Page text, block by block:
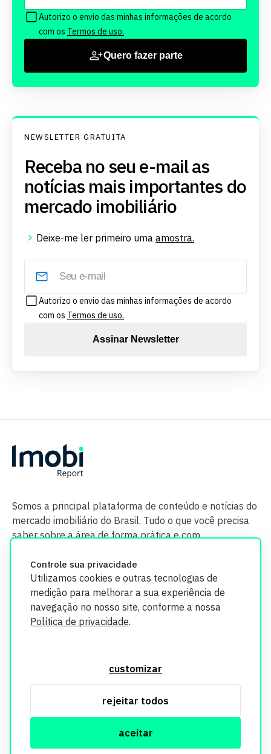
Controle sua privacidade
Utilizamos cookies e outras tecnologias de
medição para melhorar a sua experiência de
navegação no nosso site, conforme a nossa
Política de privacidade.
customizar
rejeitar todos
aceitar
Autorizo o envio das minhas informações de acordo
com os Termos de uso.
Quero fazer parte
NEWSLETTER GRATUITA
Receba no seu e-mail as
notícias mais importantes do
mercado imobiliário
Deixe-me ler primeiro uma amostra.
Autorizo o envio das minhas informações de acordo
com os Termos de uso.
Assinar Newsletter
Somos a principal plataforma de conteúdo e notícias do
mercado imobiliário do Brasil. Tudo o que você precisa
saber sobre a área de forma prática e com
segurança. Todos os dados coletados em nosso site são
utilizados exclusivamente para fins de aprimoramento de
informações, consulte nossa Política de Privacidade.
© Copyright Imobi Report. Todos os direitos reservados.
Política de privacidade
mobister